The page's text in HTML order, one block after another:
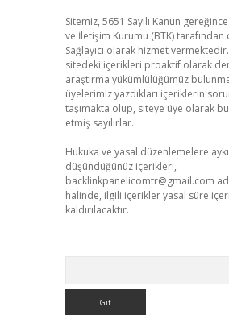
Sitemiz, 5651 Sayılı Kanun
ve İletişim Kurumu (BTK) tarafından
Sağlayıcı olarak hizmet
sitedeki içerikleri proaktif olarak
araştırma yükümlülüğümüz
üyelerimiz yazdıkları içeriklerin
taşımakta olup, siteye üye olarak
etmiş sayılırlar.
Hukuka ve yasal düzenlemelere
düşündüğünüz içerikleri,
backlinkpanelicomtr@gmail.com
halinde, ilgili içerikler yasal süre
kaldırılacaktır.